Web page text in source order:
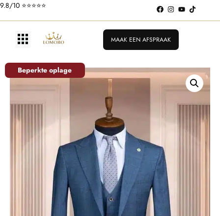
9.8/10 ⭐️⭐️⭐️⭐️⭐️
MAAK EEN AFSPRAAK
Beperkte oplage